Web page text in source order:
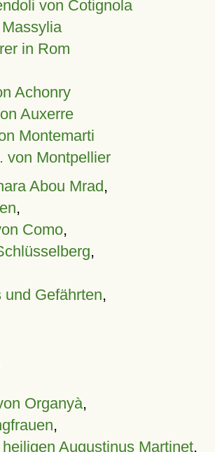
von Cotignola
in Rom
Achonry
Auxerre
Montemarti
von Montpellier
Abou Mrad,
,
Como,
,
und Gefährten,
Organyà,
,
Augustinus Martinet,